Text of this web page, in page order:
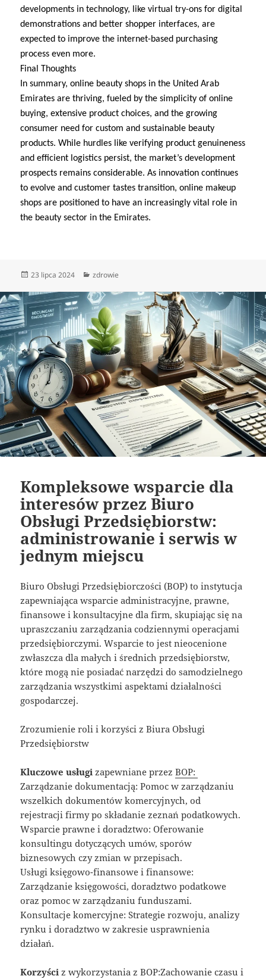
developments in technology, like virtual try-ons for digital
demonstrations and better shopper interfaces, are
expected to improve the internet-based purchasing
process even more.
Final Thoughts
In summary, online beauty shops in the United Arab
Emirates are thriving, fueled by the simplicity of online
buying, extensive product choices, and the growing
consumer need for custom and sustainable beauty
products. While hurdles like verifying product genuineness
and efficient logistics persist, the market’s development
prospects remains considerable. As innovation continues
to evolve and customer tastes transition, online makeup
shops are positioned to have an increasingly vital role in
the beauty sector in the Emirates.
Data
23 lipca 2024 Kategorie
zdrowie
Kompleksowe wsparcie dla
interesów przez Biuro
Obsługi Przedsiębiorstw:
administrowanie i serwis w
jednym miejscu
Biuro Obsługi Przedsiębiorczości (BOP) to instytucja
zapewniająca wsparcie administracyjne, prawne,
finansowe i konsultacyjne dla firm, skupiając się na
upraszczaniu zarządzania codziennymi operacjami
przedsiębiorczymi. Wsparcie to jest nieocenione
zwłaszcza dla małych i średnich przedsiębiorstw,
które mogą nie posiadać narzędzi do samodzielnego
zarządzania wszystkimi aspektami działalności
gospodarczej.
Zrozumienie roli i korzyści z Biura Obsługi
Przedsiębiorstw
Kluczowe usługi zapewniane przezBOP:
Zarządzanie dokumentacją: Pomoc w zarządzaniu
wszelkich dokumentów komercyjnych, od
rejestracji firmy po składanie zeznań podatkowych.
Wsparcie prawne i doradztwo: Oferowanie
konsultingu dotyczących umów, sporów
biznesowych czy zmian w przepisach.
Usługi księgowo-finansowe i finansowe:
Zarządzanie księgowości, doradztwo podatkowe
oraz pomoc w zarządzaniu funduszami.
Konsultacje komercyjne: Strategie rozwoju, analizy
rynku i doradztwo w zakresie usprawnienia
działań.
Korzyści z wykorzystania z BOP:Zachowanie czasu i